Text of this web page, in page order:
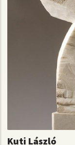
Kuti László